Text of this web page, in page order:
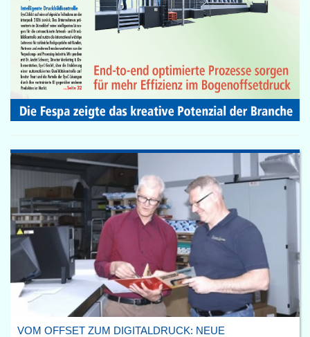
VOM OFFSET ZUM DIGITALDRUCK: NEUE